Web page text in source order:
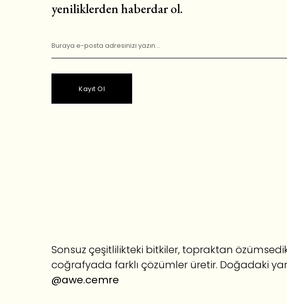
yeniliklerden haberdar ol.
Kayıt Ol
Sonsuz çeşitlilikteki bitkiler, topraktan
coğrafyada farklı çözümler üretir. Doğadaki
@awe.cemre